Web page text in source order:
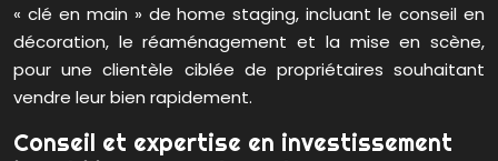
« clé en main » de home staging, incluant le conseil en
décoration, le réaménagement et la mise en scène,
pour une clientèle ciblée de propriétaires souhaitant
vendre leur bien rapidement.
Conseil et expertise en investissement